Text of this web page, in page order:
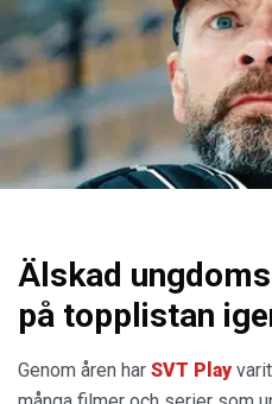
Älskad
på topplistan
Genom åren har SVT Playvarit